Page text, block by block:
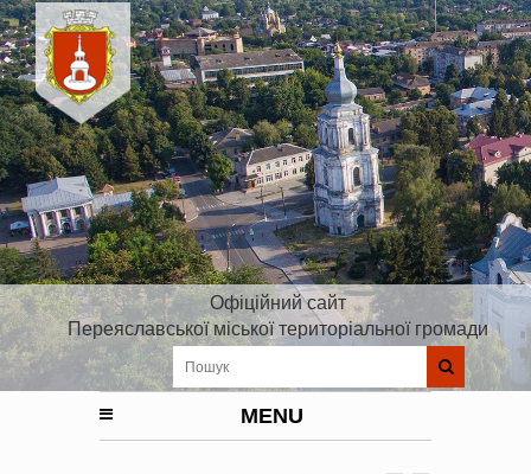
Офіційний сайт
Переяславської міської територіальної громади
MENU